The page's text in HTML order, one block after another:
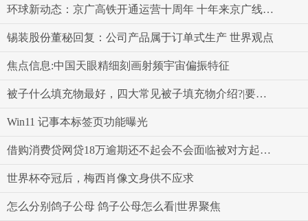
环球新动态：京广高铁开通运营十周年 十年来京广线安全运送旅客16.9亿人次
锡装股份董秘回复：公司产品属于订单式生产 世界观点
焦点信息:中国天眼精细刻画射频宇宙偏振特征
被子什么填充物最好，四大常见被子填充物介绍?|要闻速递
Win11 记事本标签页功能曝光
借购消费贷网贷18万逾期还不起会不会面临被对方起诉的风险
世界杯夺冠后，梅西肖像文身供不应求
怎么分别鸽子公母 鸽子公母怎么看|世界聚焦